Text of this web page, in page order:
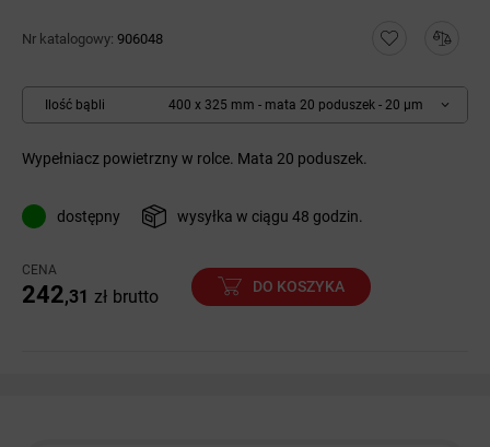
Nr katalogowy: 906048
Ilość bąbli 400 x 325 mm - mata 20 poduszek - 20 µm
Wypełniacz powietrzny w rolce. Mata 20 poduszek.
dostępny wysyłka w ciągu 48 godzin.
CENA
242,31 zł brutto
DO KOSZYKA